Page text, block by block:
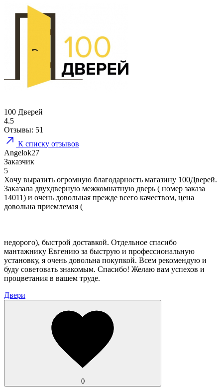
100 Дверей
4.5
Отзывы: 51
К списку отзывов
Angelok27
Заказчик
5
Хочу выразить огромную благодарность магазину 100Дверей.
Заказала двухдверную межкомнатную дверь ( номер заказа
14011) и очень довольная прежде всего качеством, цена
довольна приемлемая (
недорого), быстрой доставкой. Отдельное спасибо
мантажнику Евгению за быструю и профессиональную
установку, я очень довольна покупкой. Всем рекомендую и
буду советовать знакомым. Спасибо! Желаю вам успехов и
процветания в вашем труде.
Двери
0